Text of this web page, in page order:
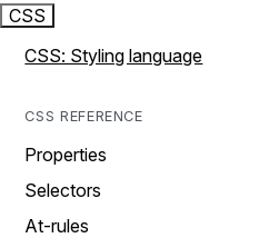
CSS
CSS: Styling language
CSS REFERENCE
Properties
Selectors
At-rules